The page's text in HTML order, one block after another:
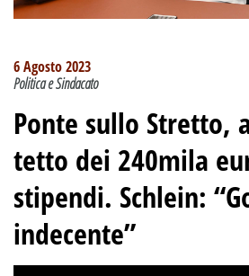
6 Agosto 2023
Politica e Sindacato
Ponte sullo Stretto,
tetto dei 240mila
stipendi. Schlein:
indecente”